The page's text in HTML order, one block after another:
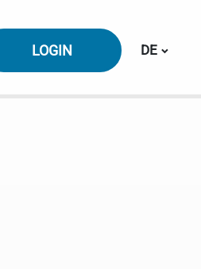
LOGIN Sprache
DE